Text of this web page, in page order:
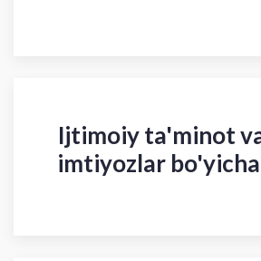
Ijtimoiy ta'minot
imtiyozlar